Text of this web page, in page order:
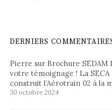
DERNIERS
Pierre sur Brochure SEDAM
votre témoignage ! La
construit l’Aérotrain 02 à la
30 octobre 2024